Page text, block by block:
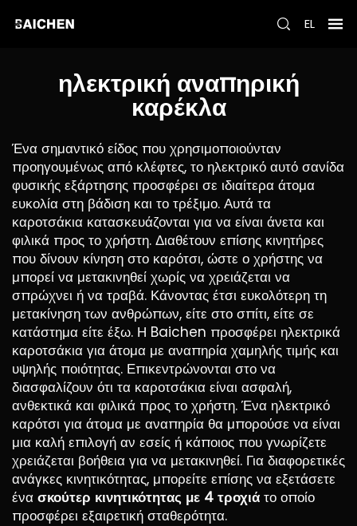
EL
ηλεκτρική αναπηρική
καρέκλα
Ένα σημαντικό είδος που χρησιμοποιούνταν
προηγουμένως από κλέφτες, το ηλεκτρικό αυτό σανίδα
φυσικής εξάρτησης προσφέρει σε ιδιαίτερα άτομα
ευκολία στη βάδιση και το τρέξιμο. Αυτά τα
καροτσάκια κατασκευάζονται για να είναι άνετα και
φιλικά προς το χρήστη. Διαθέτουν επίσης κινητήρες
που δίνουν κίνηση στο καρότσι, ώστε ο χρήστης να
μπορεί να μετακινηθεί χωρίς να χρειάζεται να
σπρώχνει ή να τραβά. Κάνοντας έτσι ευκολότερη τη
μετακίνηση των ανθρώπων, είτε στο σπίτι, είτε σε
κατάστημα είτε έξω. Η Baichen προσφέρει ηλεκτρικά
καροτσάκια για άτομα με αναπηρία χαμηλής τιμής και
υψηλής ποιότητας. Επικεντρώνονται στο να
διασφαλίζουν ότι τα καροτσάκια είναι ασφαλή,
ανθεκτικά και φιλικά προς το χρήστη. Ένα ηλεκτρικό
καρότσι για άτομα με αναπηρία θα μπορούσε να είναι
μια καλή επιλογή αν εσείς ή κάποιος που γνωρίζετε
χρειάζεται βοήθεια για να μετακινηθεί. Για διαφορετικές
ανάγκες κινητικότητας, μπορείτε επίσης να εξετάσετε
ένα σκούτερ κινητικότητας με 4 τροχιά το οποίο
προσφέρει εξαιρετική σταθερότητα.